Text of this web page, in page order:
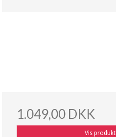
1.049,00 DKK
Vis produkt